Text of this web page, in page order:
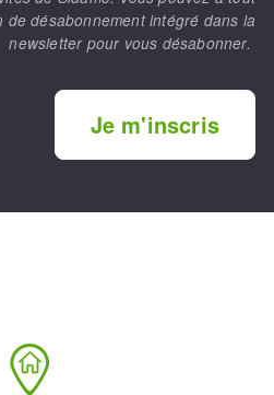
de désabonnement intégré dans la
newsletter pour vous désabonner.
Je m'inscris